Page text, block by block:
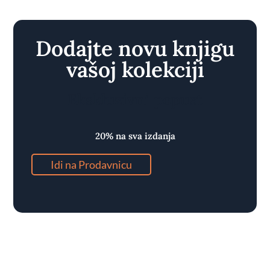
Dodajte novu knjigu
vašoj kolekciji
20% na sva izdanja
Idi na Prodavnicu